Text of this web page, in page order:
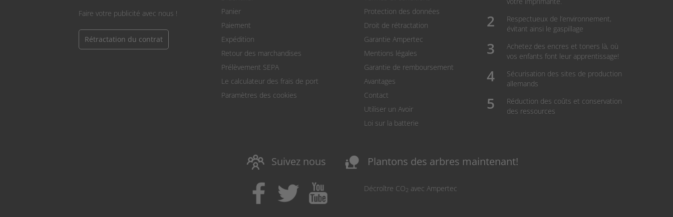
Faire votre publicité avec nous !
Rétractation du contrat
Panier
Paiement
Expédition
Retour des marchandises
Prélèvement SEPA
Le calculateur des frais de port
Paramètres des cookies
Protection des données
Droit de rétractation
Garantie Ampertec
Mentions légales
Garantie de remboursement
Avantages
Contact
Utiliser un Avoir
Loi sur la batterie
Respectueux de l’environnement,
évitant ainsi le gaspillage
Achetez des encres et toners là, où
vos enfants font leur apprentissage!
Sécurisation des sites de production
allemands
Réduction des coûts et conservation
des ressources
Suivez nous nature_people Plantons des arbres maintenant!
Décroître CO2 avec Ampertec